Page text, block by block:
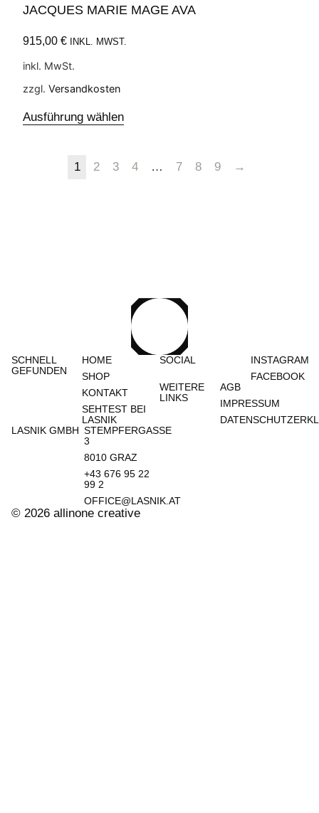
JACQUES MARIE MAGE AVA
915,00 € INKL. MWST.
inkl. MwSt.
zzgl. Versandkosten
Ausführung wählen
1 2 3 4 … 7 8 9 →
SCHNELL
GEFUNDEN
HOME
SHOP
KONTAKT
SEHTEST BEI
LASNIK
LASNIK GMBH STEMPFERGASSE
3
8010 GRAZ​
+43 676 95 22
99 2
OFFICE@LASNIK.AT
SOCIAL
INSTAGRAM
FACEBOOK
WEITERE
LINKS
AGB
IMPRESSUM
© 2026 allinone creative